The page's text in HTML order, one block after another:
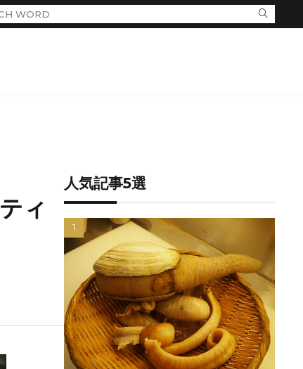
ィ
人気記事5選